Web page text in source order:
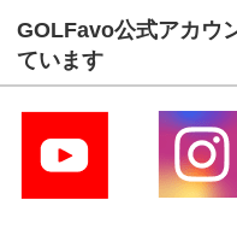
GOLFavo公式アカウ
ています